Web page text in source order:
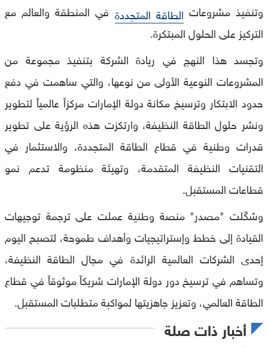
وتنفيذ مشروعات الطاقة المتجددة في المنطقة والعالم مع
التركيز على الحلول المبتكرة.
وتجسد هذا النهج في ريادة الشركة بتنفيذ مجموعة من
المشروعات النوعية الأولى من نوعها، والتي ساهمت في دفع
حدود الابتكار وترسيخ مكانة دولة الإمارات مركزاً عالمياً لتطوير
ونشر حلول الطاقة النظيفة، وارتكزت هذه الرؤية على تطوير
قدرات وطنية في قطاع الطاقة المتجددة، والاستثمار في
التقنيات النظيفة المتقدمة، وتهيئة منظومة تدعم نمو
قطاعات المستقبل.
وشكّلت "مصدر" منصة وطنية عملت على ترجمة توجيهات
القيادة إلى خطط وإستراتيجيات وأهداف طموحة، لتصبح اليوم
إحدى الشركات العالمية الرائدة في مجال الطاقة النظيفة،
وتساهم في ترسيخ دور دولة الإمارات شريكاً موثوقاً في قطاع
الطاقة العالمي، وتعزيز جاهزيتها لمواكبة متطلبات المستقبل.
أخبار ذات صلة